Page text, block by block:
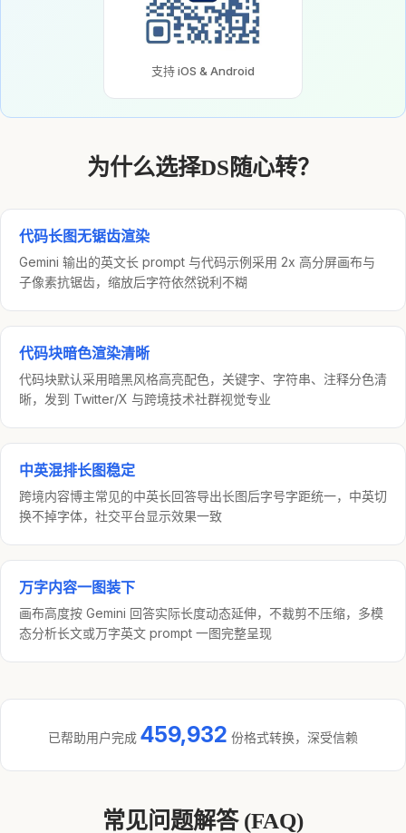
支持 iOS & Android
为什么选择DS随心转？
代码长图无锯齿渲染
Gemini 输出的英文长 prompt 与代码示例采用 2x 高分屏画布与
子像素抗锯齿，缩放后字符依然锐利不糊
代码块暗色渲染清晰
代码块默认采用暗黑风格高亮配色，关键字、字符串、注释分色清
晰，发到 Twitter/X 与跨境技术社群视觉专业
中英混排长图稳定
跨境内容博主常见的中英长回答导出长图后字号字距统一，中英切
换不掉字体，社交平台显示效果一致
万字内容一图装下
画布高度按 Gemini 回答实际长度动态延伸，不裁剪不压缩，多模
态分析长文或万字英文 prompt 一图完整呈现
已帮助用户完成 459,932 份格式转换，深受信赖
常见问题解答 (FAQ)